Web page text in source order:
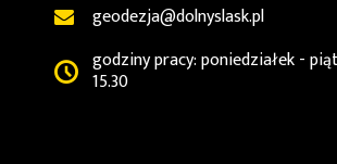
geodezja@dolnyslask.pl
godziny pracy: poniedziałek -
15.30